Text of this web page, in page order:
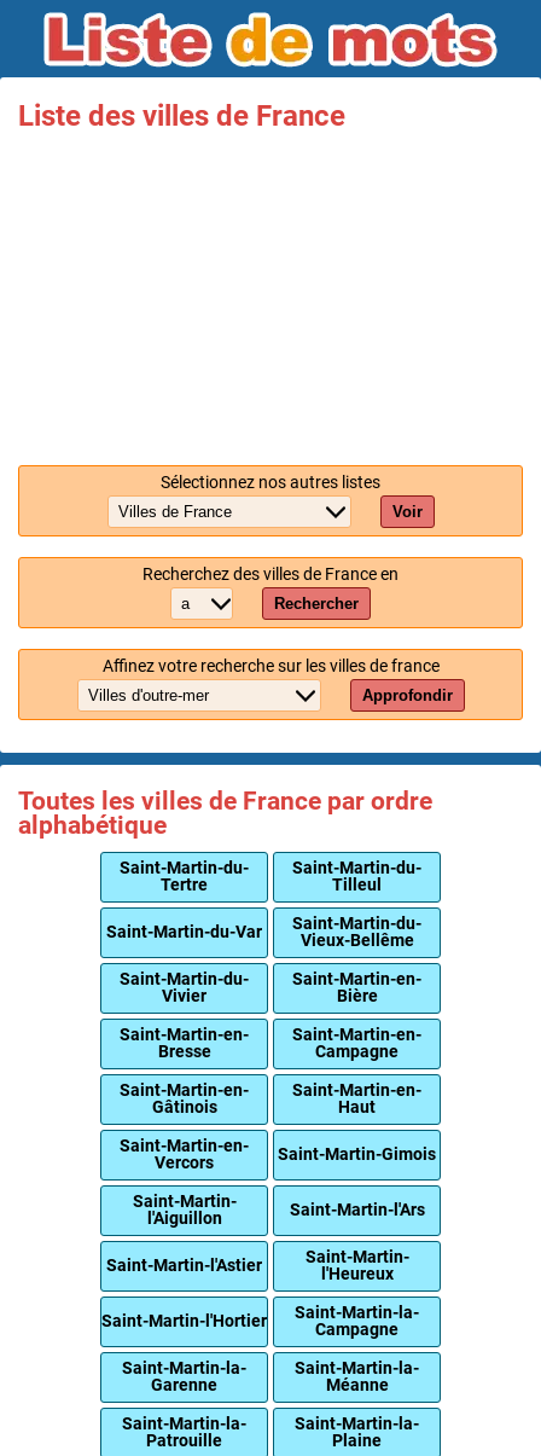
Liste des villes de France
Sélectionnez nos autres listes
Voir
Recherchez des villes de France en
Rechercher
Affinez votre recherche sur les villes de france
Approfondir
Toutes les villes de France par ordre
alphabétique
Saint-Martin-du-
Tertre
Saint-Martin-du-
Tilleul
Saint-Martin-du-Var
Saint-Martin-du-
Vieux-Bellême
Saint-Martin-du-
Vivier
Saint-Martin-en-
Bière
Saint-Martin-en-
Bresse
Saint-Martin-en-
Campagne
Saint-Martin-en-
Gâtinois
Saint-Martin-en-
Haut
Saint-Martin-en-
Vercors
Saint-Martin-Gimois
Saint-Martin-
l'Aiguillon
Saint-Martin-l'Ars
Saint-Martin-l'Astier
Saint-Martin-
l'Heureux
Saint-Martin-l'Hortier
Saint-Martin-la-
Campagne
Saint-Martin-la-
Garenne
Saint-Martin-la-
Méanne
Saint-Martin-la-
Patrouille
Saint-Martin-la-
Plaine